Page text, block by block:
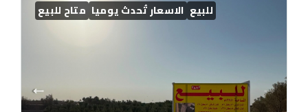
للبيع الاسعار تُحدث يوميا متاح للبيع